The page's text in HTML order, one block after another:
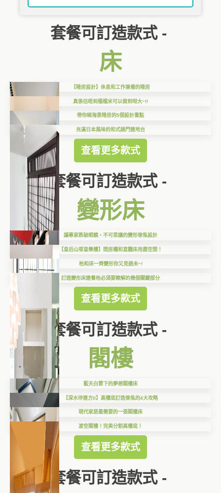
套餐可訂造款式 -
床
【睡房設計】休息和工作兼備的睡房
真係估唔到榻榻米可以做到咁大~!!
帶你睇海景睡房的5個設計重點
充滿日本風味的和式趟門連地台
查看更多款式
套餐可訂造款式 -
變形床
讓專家跌破眼鏡，不可思議的變形傢俬設計
【皇后山邨皇樂樓】間房櫃和直翻床用盡空間！
枱和床一齊變形你又見過未~!
訂造變形床連餐枱必須要瞭解的幾個關鍵部分
查看更多款式
套餐可訂造款式 -
閣樓
藍天白雲下的夢想閣樓床
【深水埗連方II】高樓底訂造傢俬的4大攻略
現代家居最需要的一張閣樓床
凌空閣樓！完美分割高樓底！
查看更多款式
套餐可訂造款式 -